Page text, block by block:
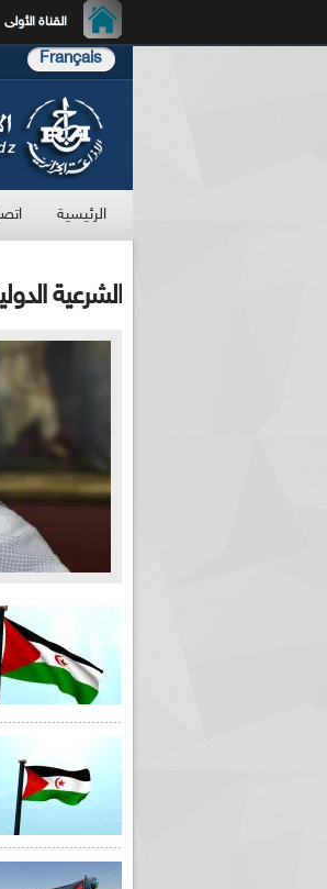
القناة الأولى
Français
الرئيسية
الشرعية